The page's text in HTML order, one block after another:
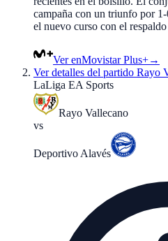
campaña con un triunfo por
el nuevo curso con el
Ver enMovistar Plus+→
Ver detalles del partido Rayo
LaLiga EA Sports
Rayo Vallecano
vs
Deportivo Alavés